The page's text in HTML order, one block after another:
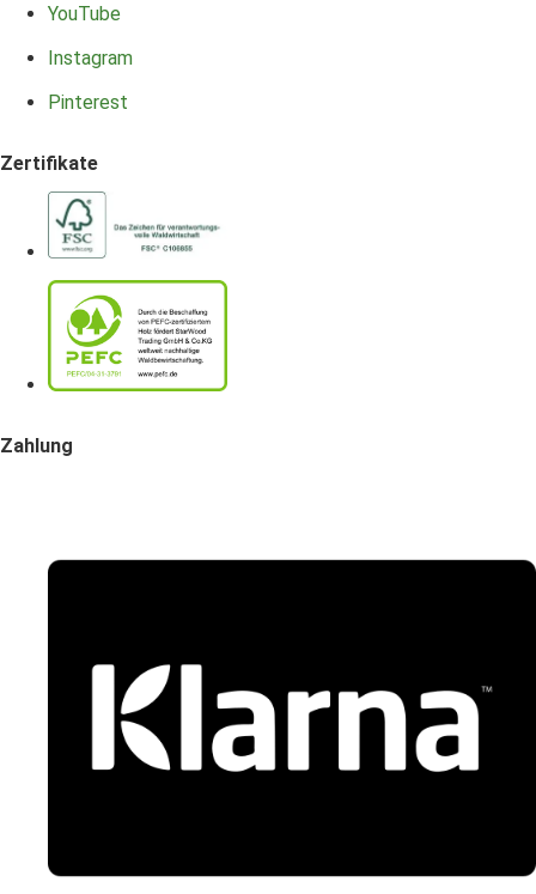
YouTube
Instagram
Pinterest
Zertifikate
Zahlung